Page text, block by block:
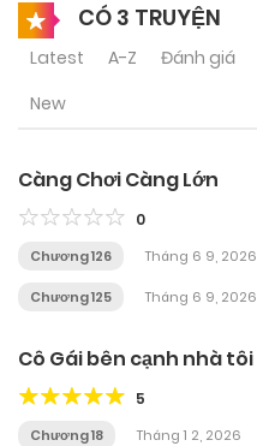
CÓ 3 TRUYỆN
Latest A-Z Đánh giá
New
Càng Chơi Càng Lớn
0
Chương 126 Tháng 6 9, 2026
Chương 125 Tháng 6 9, 2026
Cô Gái bên cạnh nhà tôi
5
Chương 18 Tháng 1 2, 2026